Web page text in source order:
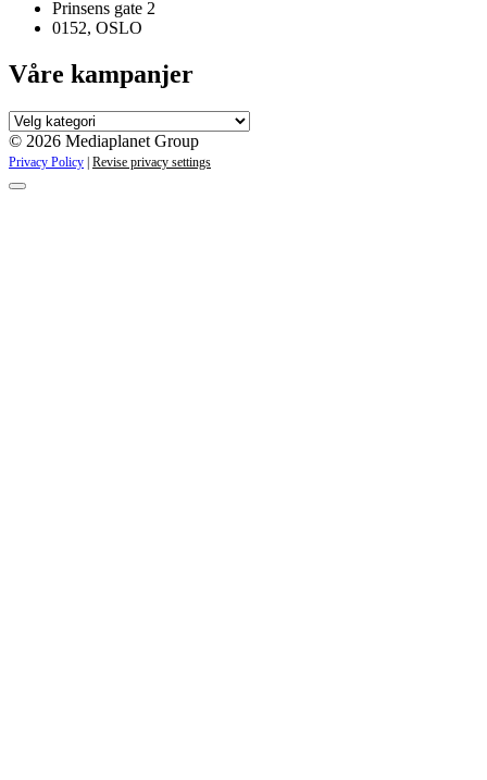
Prinsens gate 2
0152, OSLO
Våre kampanjer
Våre
kampanjer
© 2026 Mediaplanet Group
Privacy Policy | Revise privacy settings